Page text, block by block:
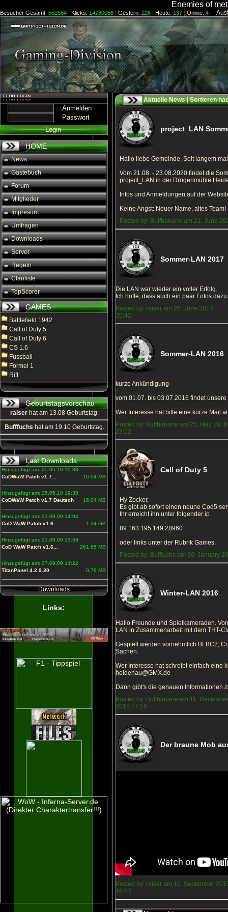
Enemies of
Besucher Gesamt: 551584 | Klicks: 14780056 | Gestern: 226 | Heute: 137 | Online: 4 |
Anmelden
Passwort
Login
HOME
News
Gästebuch
Forum
Mitglieder
Impresum
Umfragen
Downloads
Server
Regeln
Clanliste
TopScorer
GAMES
Battlefield 1942
Call of Duty 5
Call of Duty 6
CS 1.6
Fussball
Formel 1
Rift
Geburtstagsvorschau
raiser hat am 13.08 Geburtstag.
Bufffuchs hat am 19.10 Geburtstag.
Last Downloads
Hinzugefügt am: 25.05.10 19:38
CoDWaW Patch v1.7...
16.04 MB
Hinzugefügt am: 25.05.10 19:35
CoDWaW Patch v1.7 Deutsch
16.04 MB
Hinzugefügt am: 21.09.09 14:04
CoD WaW Patch v1.6...
1.24 GB
Hinzugefügt am: 21.09.09 13:59
CoD WaW Patch v1.6...
261.65 MB
Hinzugefügt am: 07.09.09 14:22
TitanPanel 4.2.9.30
0.76 MB
Downloads
Links:
Aktuelle News|Sortieren
project_LAN
Hallo liebe Gemeinde. Seit langem
Vom 21.08. - 23.08.2020 findet die
project_LAN in der Drogenmühle
Infos und Anmeldungen auf der
Keine Angst: Neuer Name, altes Team!
Posted by: Buffbanane am 21. June
Sommer-LAN 2017
Die LAN war wieder ein voller Erfolg.
Ich hoffe, dass auch ein paar Fotos
Posted by: raiser am 26. June 2017
20:42
Sommer-LAN 2016
kurze Ankündigung
vom 01.07. bis 03.07.2016 findet
Wer Interesse hat bitte eine kurze Mail
Posted by: Buffbanane am 25. May 2016
23:12
Call of Duty 5
Hy Zocker,
Es gibt ab sofort einen neune Cod5
Ihr erreicht ihn unter folgender ip
89.163.195.149:28960
oder links unter der Rubrik Games.
Posted by: Bufffuchs am 30. January
Winter-LAN 2016
Hallo Freunde und Spielkameraden.
LAN in Zusammenarbeit mit dem THT-
Gespielt werden vornehmlich BFBC2,
Sachen.
Wer Interesse hat schreibt einfach eine
heidenau@GMX.de
Dann gibt's die genauen Informationen
Posted by: Buffbanane am 11. December
2015 17:16
Der braune Mob
Posted by: raiser am 10. September
16:57